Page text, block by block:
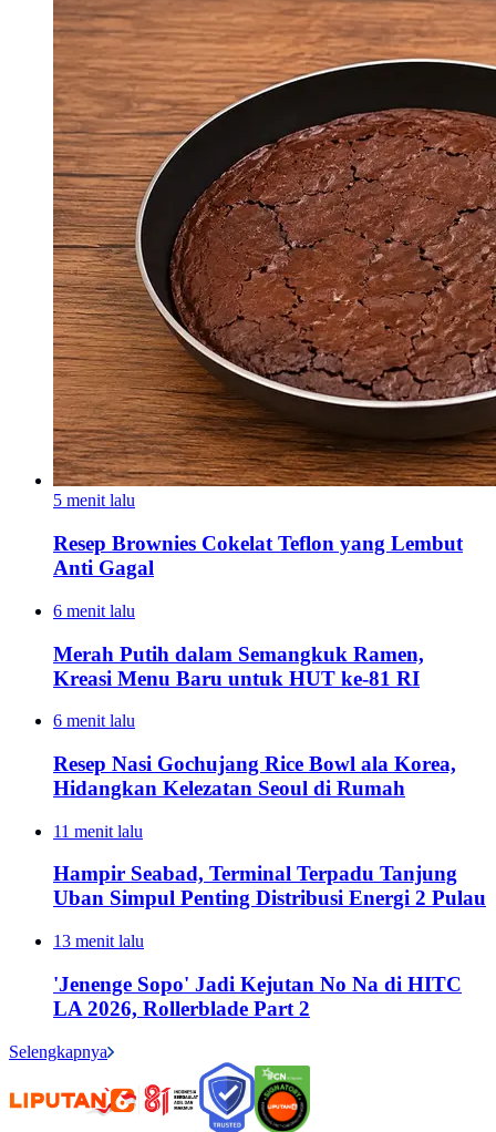
5 menit lalu
Resep Brownies Cokelat Teflon yang Lembut
Anti Gagal
6 menit lalu
Merah Putih dalam Semangkuk Ramen,
Kreasi Menu Baru untuk HUT ke-81 RI
6 menit lalu
Resep Nasi Gochujang Rice Bowl ala Korea,
Hidangkan Kelezatan Seoul di Rumah
11 menit lalu
Hampir Seabad, Terminal Terpadu Tanjung
Uban Simpul Penting Distribusi Energi 2 Pulau
13 menit lalu
'Jenenge Sopo' Jadi Kejutan No Na di HITC
LA 2026, Rollerblade Part 2
Selengkapnya